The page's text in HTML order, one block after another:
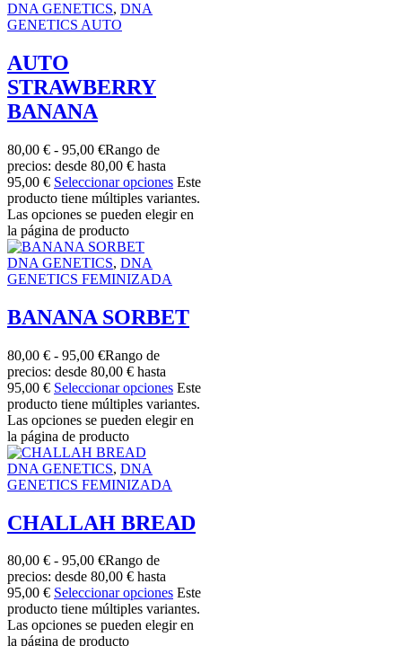
DNA GENETICS, DNA
GENETICS AUTO
AUTO
STRAWBERRY
BANANA
80,00 € - 95,00 €Rango de
precios: desde 80,00 € hasta
95,00 € Seleccionar opciones Este
producto tiene múltiples variantes.
Las opciones se pueden elegir en
la página de producto
DNA GENETICS, DNA
GENETICS FEMINIZADA
BANANA SORBET
80,00 € - 95,00 €Rango de
precios: desde 80,00 € hasta
95,00 € Seleccionar opciones Este
producto tiene múltiples variantes.
Las opciones se pueden elegir en
la página de producto
DNA GENETICS, DNA
GENETICS FEMINIZADA
CHALLAH BREAD
80,00 € - 95,00 €Rango de
precios: desde 80,00 € hasta
95,00 € Seleccionar opciones Este
producto tiene múltiples variantes.
Las opciones se pueden elegir en
la página de producto